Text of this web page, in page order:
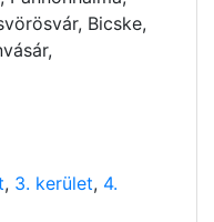
Bicske,
, 3. kerület, 4.